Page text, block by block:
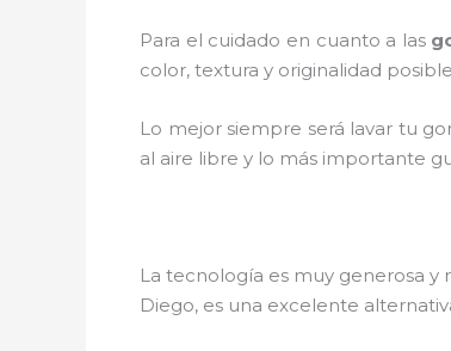
Para el cuidado en cuanto a las
color, textura y originalidad
Lo mejor siempre será lavar tu
al aire libre y lo más importante
La tecnología es muy generosa y
Diego, es una excelente